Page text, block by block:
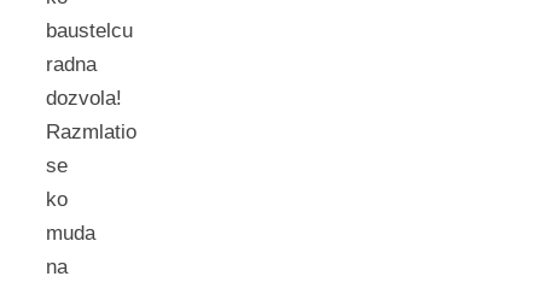
baustelcu
radna
dozvola!
Razmlatio
se
ko
muda
na